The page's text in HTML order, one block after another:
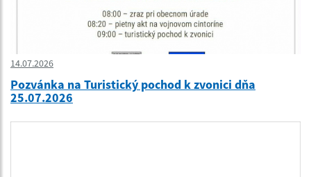
14.07.2026
Pozvánka na Turistický pochod k zvonici dňa
25.07.2026